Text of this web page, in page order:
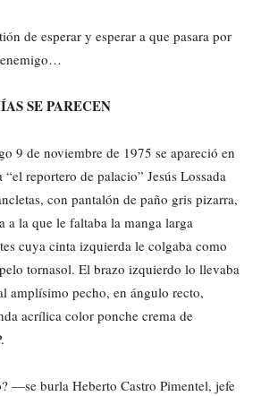
de esperar y esperar a que pasara por
enemigo…
SE PARECEN
9 de noviembre de 1975 se apareció en
reportero de palacio” Jesús Lossada
con pantalón de paño gris pizarra,
a la que le faltaba la manga larga
cuya cinta izquierda le colgaba como
tornasol. El brazo izquierdo lo llevaba
amplísimo pecho, en ángulo recto,
acrílica color ponche crema de
—se burla Heberto Castro Pimentel, jefe